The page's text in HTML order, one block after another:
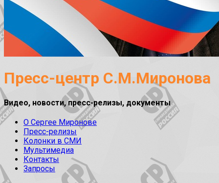
Пресс-центр С.М.Миронова
Видео, новости, пресс-релизы, документы
О Сергее Миронове
Пресс-релизы
Колонки в СМИ
Мультимедиа
Контакты
Запросы